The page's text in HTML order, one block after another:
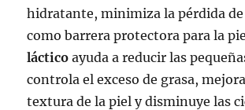
hidratante, minimiza la pérdida de
como barrera protectora para la
láctico ayuda a reducir las
controla el exceso de grasa,
textura de la piel y disminuye las